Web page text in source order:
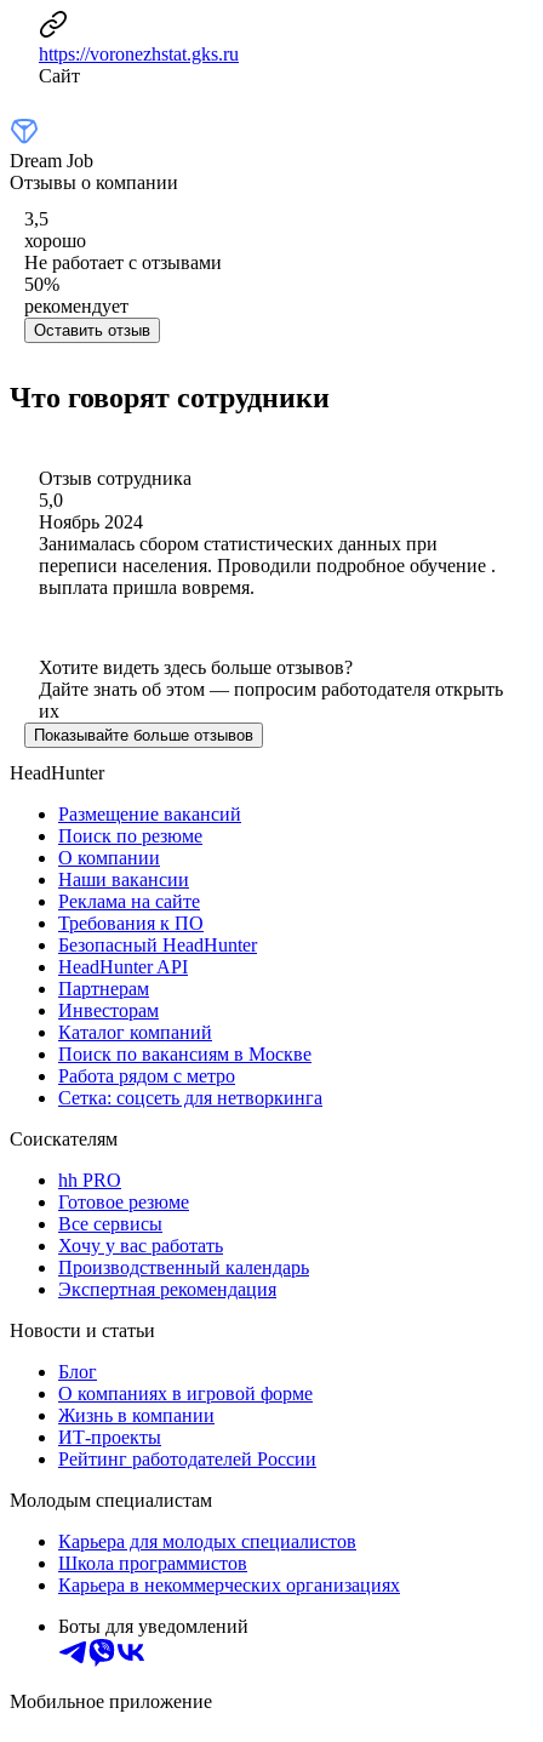
https://voronezhstat.gks.ru
Сайт
Dream Job
Отзывы о компании
3,5
хорошо
Не работает с отзывами
50%
рекомендует
Оставить отзыв
Что говорят сотрудники
Отзыв сотрудника
5,0
Ноябрь 2024
Занималась сбором статистических данных при
переписи населения. Проводили подробное обучение .
выплата пришла вовремя.
Хотите видеть здесь больше отзывов?
Дайте знать об этом — попросим работодателя открыть
их
Показывайте больше отзывов
HeadHunter
Размещение вакансий
Поиск по резюме
О компании
Наши вакансии
Реклама на сайте
Требования к ПО
Безопасный HeadHunter
HeadHunter API
Партнерам
Инвесторам
Каталог компаний
Поиск по вакансиям в Москве
Работа рядом с метро
Сетка: соцсеть для нетворкинга
Соискателям
hh PRO
Готовое резюме
Все сервисы
Хочу у вас работать
Производственный календарь
Экспертная рекомендация
Новости и статьи
Блог
О компаниях в игровой форме
Жизнь в компании
ИТ-проекты
Рейтинг работодателей России
Молодым специалистам
Карьера для молодых специалистов
Школа программистов
Карьера в некоммерческих организациях
Боты для уведомлений
Мобильное приложение